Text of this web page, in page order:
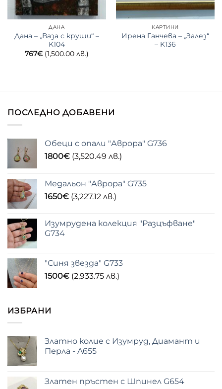
ДАНА
Дана – „Ваза с круши“ –
K104
767€ (1,500.00 лв.)
КАРТИНИ
Ирена Ганчева – „Залез“
– K136
ПОСЛЕДНО ДОБАВЕНИ
Обеци с опали "Аврора" G736
1800€ (3,520.49 лв.)
Медальон "Аврора" G735
1650€ (3,227.12 лв.)
Изумрудена колекция "Разцъфване"
G734
"Синя звезда" G733
1500€ (2,933.75 лв.)
ИЗБРАНИ
Златно колие с Изумруд, Диамант и
Перла - A655
Златен пръстен с Шпинел G654